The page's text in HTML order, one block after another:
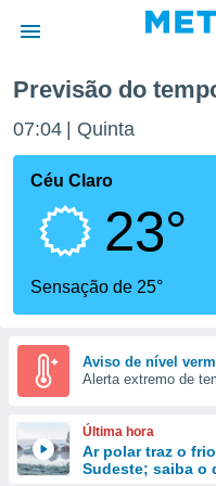
da
fornecidas
a este
das
e
forma
digital
Previsão do
07:04 Quinta
Céu Claro
23°
Sensação de 25°
Aviso de nível
Alerta extremo de
Última hora
Ar polar traz o
Sudeste; saiba o